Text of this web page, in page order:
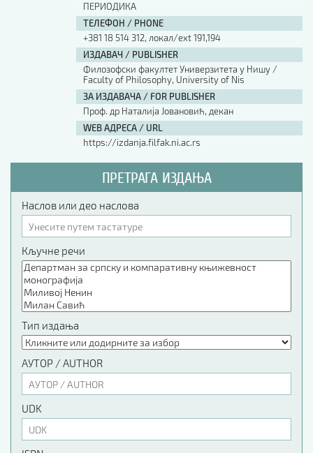
ПЕРИОДИКА
ТЕЛЕФОН / PHONE
+381 18 514 312, локал/ext 191,194
ИЗДАВАЧ / PUBLISHER
Филозофски факултет Универзитета у Нишу /
Faculty of Philosophy, University of Nis
ЗА ИЗДАВАЧА / FOR PUBLISHER
Проф. др Наталија Јовановић, декан
WEB АДРЕСА / URL
https://izdanja.filfak.ni.ac.rs
ПРЕТРАГА ИЗДАЊА
Наслов или део наслова
Кључне речи
Тип издања
АУТОР / AUTHOR
UDK